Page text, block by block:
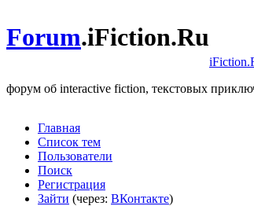
Forum.iFiction.Ru
форум об interactive fiction, текстовых
Главная
Список тем
Пользователи
Поиск
Регистрация
Зайти (через: ВКонтакте)